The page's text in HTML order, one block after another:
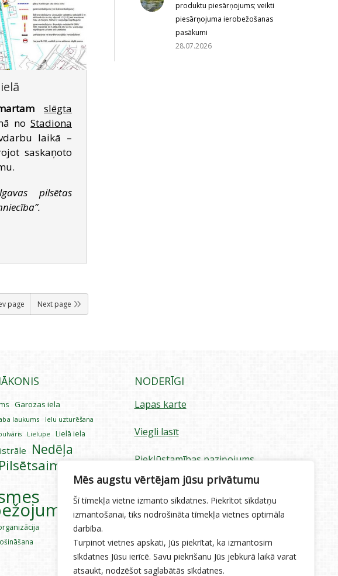
Mēs augstu vērtējam jūsu privātumu
Šī tīmekļa vietne izmanto sīkdatnes. Piekrītot sīkdatņu
izmantošanai, tiks nodrošināta tīmekļa vietnes optimāla
darbība.
Turpinot vietnes apskati, Jūs piekrītat, ka izmantosim
sīkdatnes Jūsu ierīcē. Savu piekrišanu Jūs jebkurā laikā varat
atsaukt, nodzēšot saglabātās sīkdatnes.
slēgta
noStadiona
laikā –
saskaņoto
pilsētas
page Next page
produktu piesārņojums; veikti
piesārņojuma ierobežošanas
pasākumi
28.07.2026
Garozas iela
laukums Ielu uzturēšana
Lielupe Lielā iela
Nedēļa
Pilsētsaimniecība
NODERĪGI
Lapas karte
Viegli lasīt
Piekļūstamības paziņojums
Sīkdatņu izmantošana
Privātuma politika
Ētikas kodekss